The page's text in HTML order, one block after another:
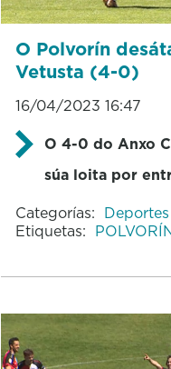
O Polvorín
Vetusta (4-0)
16/04/2023 16:47
O 4-0 do Anxo
súa loita por
Categorías: Deportes
Etiquetas: